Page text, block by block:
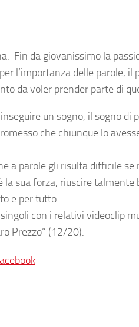
Fin da giovanissimo la
l’importanza delle parole,
da voler prender parte di
un sogno, il sogno di
che chiunque lo
a parole gli risulta difficile se
sua forza, riuscire
e per tutto.
con i relativi videoclip
Prezzo” (12/20).